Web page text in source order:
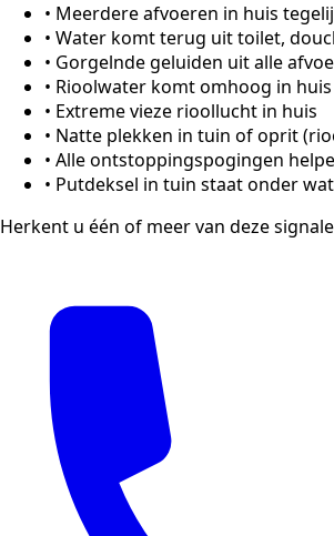
• Meerdere afvoeren in huis
• Water komt terug uit toilet,
• Gorgelnde geluiden uit alle
• Rioolwater komt omhoog in huis
• Extreme vieze rioollucht in huis
• Natte plekken in tuin of oprit
• Alle ontstoppingspogingen
• Putdeksel in tuin staat onder
Herkent u één of meer van deze